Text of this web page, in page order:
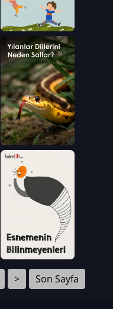
> Son Sayfa